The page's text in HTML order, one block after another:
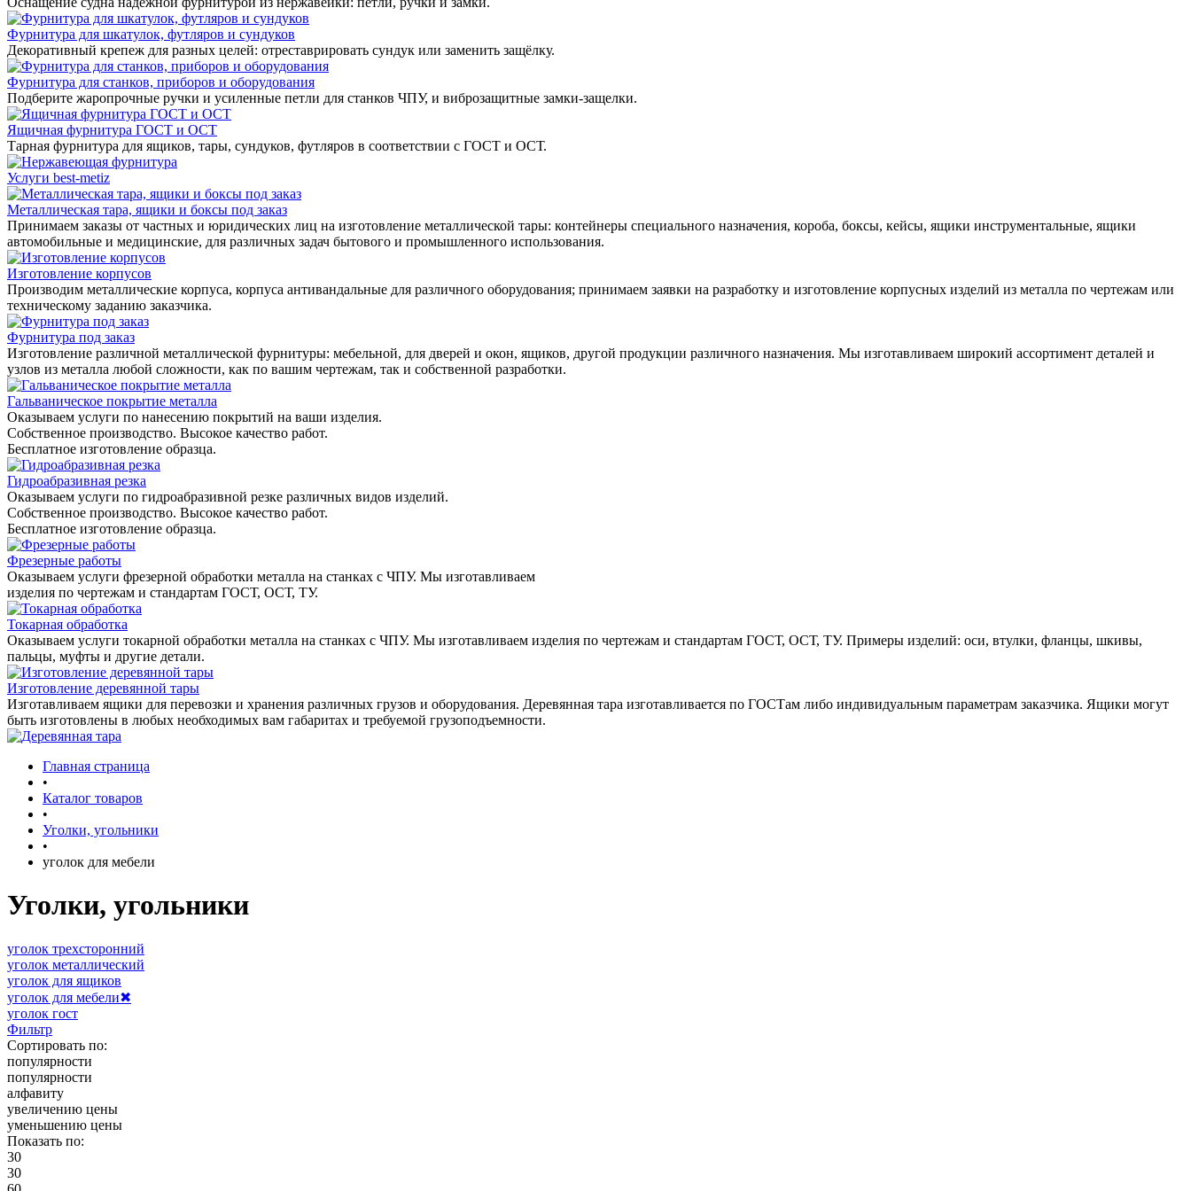
Фурнитура для шкатулок, футляров и сундуков
Декоративный крепеж для разных целей: отреставрировать сундук или заменить защёлку.
Фурнитура для станков, приборов и оборудования
Подберите жаропрочные ручки и усиленные петли для станков ЧПУ, и виброзащитные замки-защелки.
Ящичная фурнитура ГОСТ и ОСТ
Тарная фурнитура для ящиков, тары, сундуков, футляров в соответствии с ГОСТ и ОСТ.
Услуги best-metiz
Металлическая тара, ящики и боксы под заказ
Принимаем заказы от частных и юридических лиц на изготовление металлической тары: контейнеры специального назначения, короба, боксы, кейсы, ящики инструментальные, ящики
автомобильные и медицинские, для различных задач бытового и промышленного использования.
Изготовление корпусов
Производим металлические корпуса, корпуса антивандальные для различного оборудования; принимаем заявки на разработку и изготовление корпусных изделий из металла по чертежам или
техническому заданию заказчика.
Фурнитура под заказ
Изготовление различной металлической фурнитуры: мебельной, для дверей и окон, ящиков, другой продукции различного назначения. Мы изготавливаем широкий ассортимент деталей и
узлов из металла любой сложности, как по вашим чертежам, так и собственной разработки.
Гальваническое покрытие металла
Оказываем услуги по нанесению покрытий на ваши изделия.
Собственное производство. Высокое качество работ.
Бесплатное изготовление образца.
Гидроабразивная резка
Оказываем услуги по гидроабразивной резке различных видов изделий.
Собственное производство. Высокое качество работ.
Бесплатное изготовление образца.
Фрезерные работы
Оказываем услуги фрезерной обработки металла на станках с ЧПУ. Мы изготавливаем
изделия по чертежам и стандартам ГОСТ, ОСТ, ТУ.
Токарная обработка
Оказываем услуги токарной обработки металла на станках с ЧПУ. Мы изготавливаем изделия по чертежам и стандартам ГОСТ, ОСТ, ТУ. Примеры изделий: оси, втулки, фланцы, шкивы,
пальцы, муфты и другие детали.
Изготовление деревянной тары
Изготавливаем ящики для перевозки и хранения различных грузов и оборудования. Деревянная тара изготавливается по ГОСТам либо индивидуальным параметрам заказчика. Ящики могут
быть изготовлены в любых необходимых вам габаритах и требуемой грузоподъемности.
Главная страница
•
Каталог товаров
•
Уголки, угольники
•
уголок для мебели
Уголки, угольники
уголок трехсторонний
уголок металлический
уголок для ящиков
уголок для мебели✖
уголок гост
Фильтр
Сортировать по:
популярности
популярности
алфавиту
увеличению цены
уменьшению цены
Показать по:
30
30